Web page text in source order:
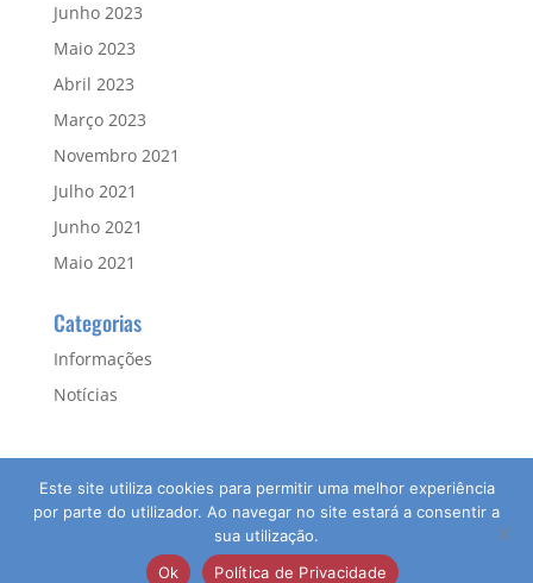
Junho 2023
Maio 2023
Abril 2023
Março 2023
Novembro 2021
Julho 2021
Junho 2021
Maio 2021
Categorias
Informações
Notícias
© 2026 Agrupamento de Escolas da Guia | Direitos
Reservados | Desenvolvido por:pedroferraz.com
Este site utiliza cookies para permitir uma melhor experiência
por parte do utilizador. Ao navegar no site estará a consentir a
sua utilização.
Ok
Política de Privacidade